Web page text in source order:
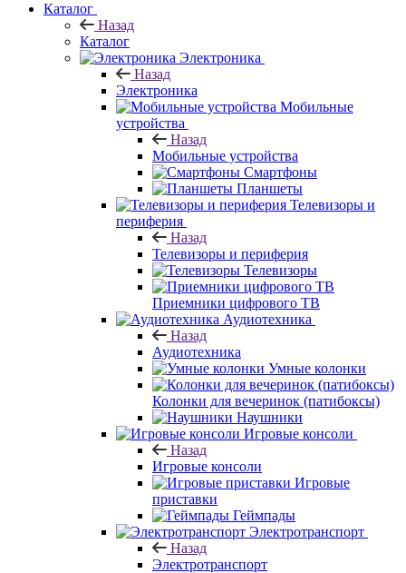
Каталог
Назад
Каталог
Электроника
Назад
Электроника
Мобильные
устройства
Назад
Мобильные устройства
Смартфоны
Планшеты
Телевизоры и
периферия
Назад
Телевизоры и периферия
Телевизоры
Приемники цифрового ТВ
Аудиотехника
Назад
Аудиотехника
Умные колонки
Колонки для вечеринок (патибоксы)
Наушники
Игровые консоли
Назад
Игровые консоли
Игровые
приставки
Геймпады
Электротранспорт
Назад
Электротранспорт